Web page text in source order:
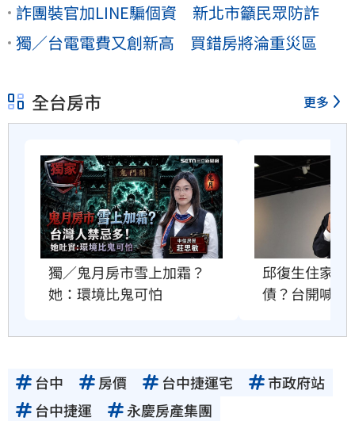
詐團裝官加LINE騙個資 新北市籲民眾防詐
獨／台電電費又創新高 買錯房將淪重災區
全台房市 更多
獨／鬼月房市雪上加霜？
她：環境比鬼可怕
邱復生住家法
債？台開喊告
台中 房價 台中捷運宅
市政府站
台中捷運
永慶房產集團